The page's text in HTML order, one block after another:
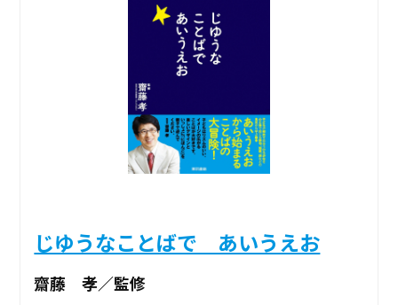
じゆうなことばで あいうえお
齋藤 孝／監修